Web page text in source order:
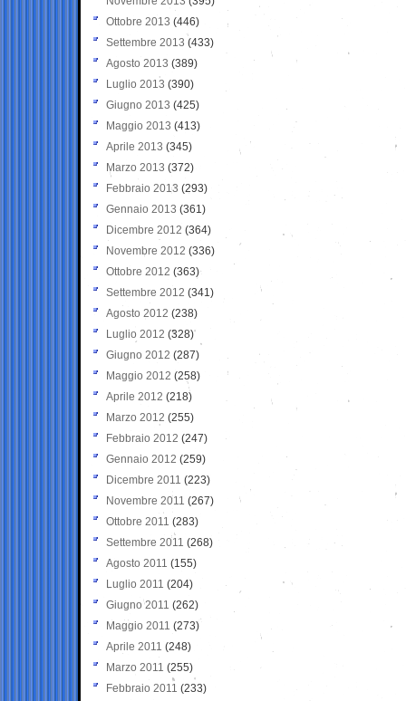
Ottobre 2013 (446)
Settembre 2013 (433)
Agosto 2013 (389)
Luglio 2013 (390)
Giugno 2013 (425)
Maggio 2013 (413)
Aprile 2013 (345)
Marzo 2013 (372)
Febbraio 2013 (293)
Gennaio 2013 (361)
Dicembre 2012 (364)
Novembre 2012 (336)
Ottobre 2012 (363)
Settembre 2012 (341)
Agosto 2012 (238)
Luglio 2012 (328)
Giugno 2012 (287)
Maggio 2012 (258)
Aprile 2012 (218)
Marzo 2012 (255)
Febbraio 2012 (247)
Gennaio 2012 (259)
Dicembre 2011 (223)
Novembre 2011 (267)
Ottobre 2011 (283)
Settembre 2011 (268)
Agosto 2011 (155)
Luglio 2011 (204)
Giugno 2011 (262)
Maggio 2011 (273)
Aprile 2011 (248)
Marzo 2011 (255)
Febbraio 2011 (233)